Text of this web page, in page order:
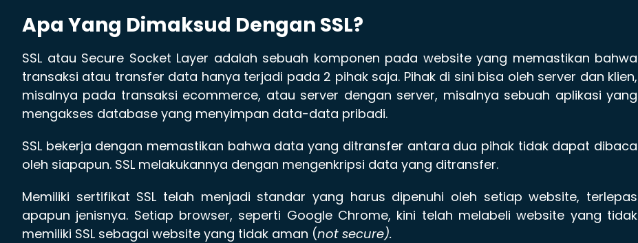
Apa Yang Dimaksud Dengan SSL?
SSL atau Secure Socket Layer adalah sebuah komponen pada website yang memastikan bahwa
transaksi atau transfer data hanya terjadi pada 2 pihak saja. Pihak di sini bisa oleh server dan klien,
misalnya pada transaksi ecommerce, atau server dengan server, misalnya sebuah aplikasi yang
mengakses database yang menyimpan data-data pribadi.
SSL bekerja dengan memastikan bahwa data yang ditransfer antara dua pihak tidak dapat dibaca
oleh siapapun. SSL melakukannya dengan mengenkripsi data yang ditransfer.
Memiliki sertifikat SSL telah menjadi standar yang harus dipenuhi oleh setiap website, terlepas
apapun jenisnya. Setiap browser, seperti Google Chrome, kini telah melabeli website yang tidak
memiliki SSL sebagai website yang tidak aman (not secure).